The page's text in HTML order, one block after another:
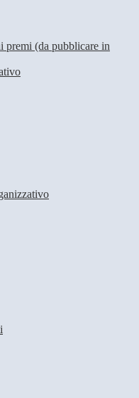
premi (da pubblicare in